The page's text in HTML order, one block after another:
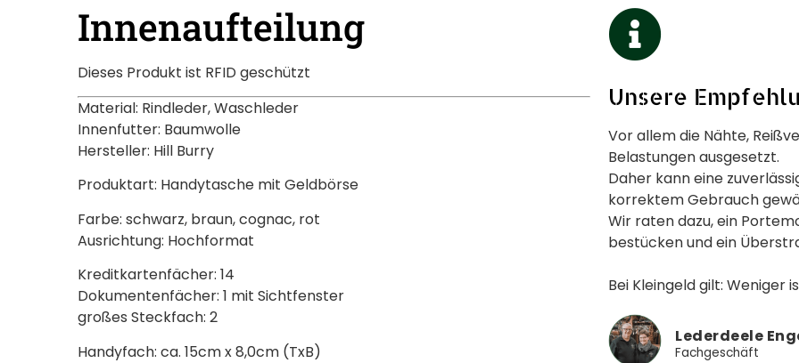
Innenaufteilung
Dieses Produkt ist RFID geschützt
Material: Rindleder, Waschleder
Innenfutter: Baumwolle
Hersteller: Hill Burry
Produktart: Handytasche mit Geldbörse
Farbe: schwarz, braun, cognac, rot
Ausrichtung: Hochformat
Kreditkartenfächer: 14
Dokumentenfächer: 1 mit Sichtfenster
großes Steckfach: 2
Handyfach: ca. 15cm x 8,0cm (TxB)
Unsere
Vor allem die Nähte,
Belastungen ausgesetzt.
Daher kann eine
korrektem Gebrauch
Wir raten dazu, ein
bestücken und ein
Bei Kleingeld gilt: Weniger
Lederdeele
Fachgeschäft